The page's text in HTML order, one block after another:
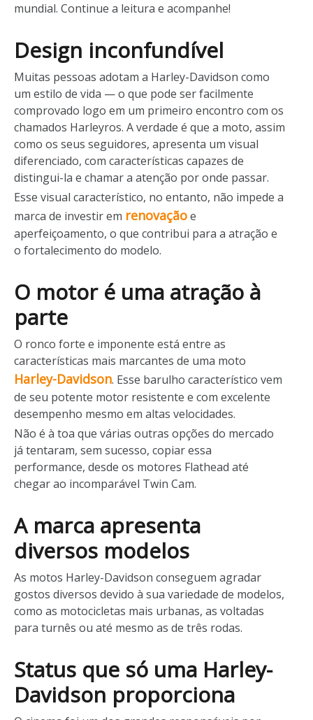
mundial. Continue a leitura e acompanhe!
Design inconfundível
Muitas pessoas adotam a Harley-Davidson como
um estilo de vida — o que pode ser facilmente
comprovado logo em um primeiro encontro com os
chamados Harleyros. A verdade é que a moto, assim
como os seus seguidores, apresenta um visual
diferenciado, com características capazes de
distingui-la e chamar a atenção por onde passar.
Esse visual característico, no entanto, não impede a
marca de investir em renovaçãoe
aperfeiçoamento, o que contribui para a atração e
o fortalecimento do modelo.
O motor é uma atração à
parte
O ronco forte e imponente está entre as
características mais marcantes de uma moto
Harley-Davidson. Esse barulho característico vem
de seu potente motor resistente e com excelente
desempenho mesmo em altas velocidades.
Não é à toa que várias outras opções do mercado
já tentaram, sem sucesso, copiar essa
performance, desde os motores Flathead até
chegar ao incomparável Twin Cam.
A marca apresenta
diversos modelos
As motos Harley-Davidson conseguem agradar
gostos diversos devido à sua variedade de modelos,
como as motocicletas mais urbanas, as voltadas
para turnês ou até mesmo as de três rodas.
Status que só uma Harley-
Davidson proporciona